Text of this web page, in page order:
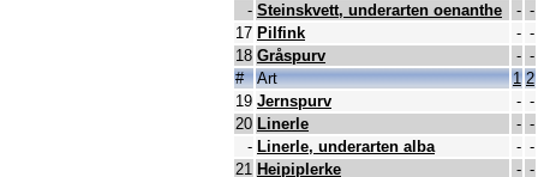
- Steinskvett, underarten oenanthe - -
17 Pilfink - -
18 Gråspurv - -
#
Art 1 2
19 Jernspurv - -
20 Linerle - -
- Linerle, underarten alba - -
21 Heipiplerke - -